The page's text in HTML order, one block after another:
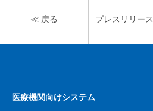
≪ 戻る プレスリリース
医療機関向けシステム